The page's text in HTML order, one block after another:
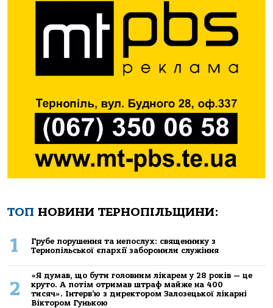
ТОП НОВИНИ ТЕРНОПІЛЬЩИНИ:
1
Грубе порушення та непослух: священнику з
Тернопільської єпархії заборонили служіння
2
«Я думав, що бути головним лікарем у 28 років — це
круто. А потім отримав штраф майже на 400
тисяч». Інтерв’ю з директором Залозецької лікарні
Віктором Гунькою